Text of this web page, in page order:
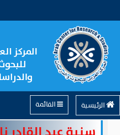
المركز
الرئيسية